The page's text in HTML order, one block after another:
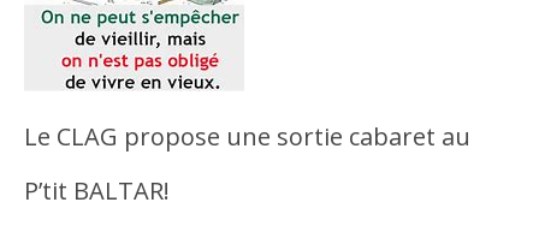
Le CLAG propose une sortie cabaret au
P’tit BALTAR!